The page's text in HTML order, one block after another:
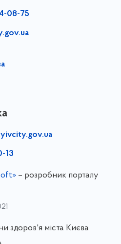
08-75
13
– розробник порталу
здоров'я міста Києва